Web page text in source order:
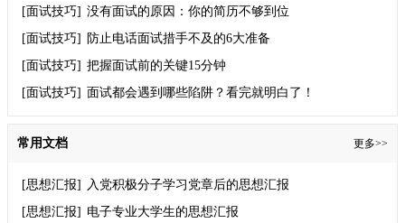
[面试技巧] 没有面试的原因：你的简历不够到位
[面试技巧] 防止电话面试措手不及的6大准备
[面试技巧] 把握面试前的关键15分钟
[面试技巧] 面试都会遇到哪些陷阱？看完就明白了！
常用文档 更多>>
[思想汇报]
入党积极分子学习党章后的思想汇报
[思想汇报] 电子专业大学生的思想汇报